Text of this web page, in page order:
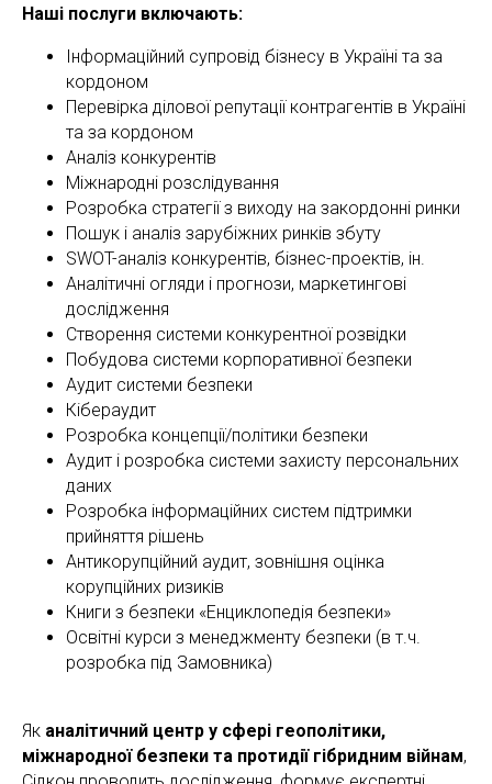
Наші послуги включають:
Інформаційний супровід бізнесу в Україні та за
кордоном
Перевірка ділової репутації контрагентів в Україні
та за кордоном
Аналіз конкурентів
Міжнародні розслідування
Розробка стратегії з виходу на закордонні ринки
Пошук і аналіз зарубіжних ринків збуту
SWOT-аналіз конкурентів, бізнес-проектів, ін.
Аналітичні огляди і прогнози, маркетингові
дослідження
Створення системи конкурентної розвідки
Побудова системи корпоративної безпеки
Аудит системи безпеки
Кібераудит
Розробка концепції/політики безпеки
Аудит і розробка системи захисту персональних
даних
Розробка інформаційних систем підтримки
прийняття рішень
Антикорупційний аудит, зовнішня оцінка
корупційних ризиків
Книги з безпеки «Енциклопедія безпеки»
Освітні курси з менеджменту безпеки (в т.ч.
розробка під Замовника)
Як аналітичний центр у сфері геополітики,
міжнародної безпеки та протидії гібридним війнам,